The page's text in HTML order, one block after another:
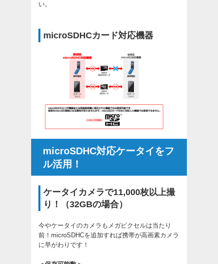
い。
microSDHCカード対応機器
microSDHC対応ケータイをフ
ル活用！
ケータイカメラで11,000枚以上撮
り！（32GBの場合）
今やケータイのカメラもメガピクセルは当たり
前！microSDHCを追加すれば携帯が高画素カメラ
に早がわりです！